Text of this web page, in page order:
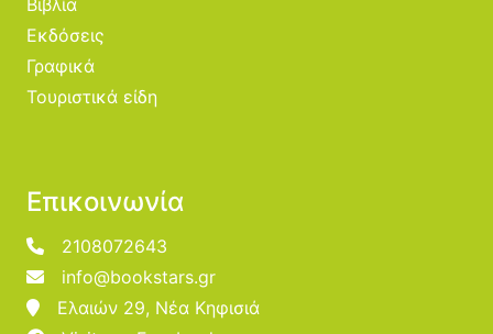
Βιβλία
Εκδόσεις
Γραφικά
Τουριστικά είδη
Επικοινωνία
2108072643
info@bookstars.gr
Ελαιών 29, Νέα Κηφισιά